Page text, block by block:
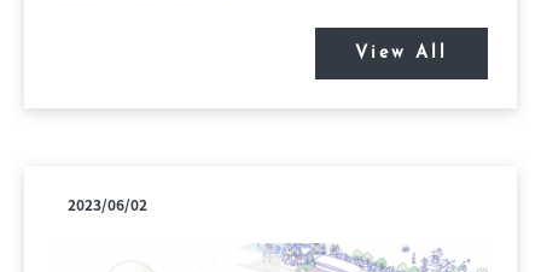
View All
2023/06/02